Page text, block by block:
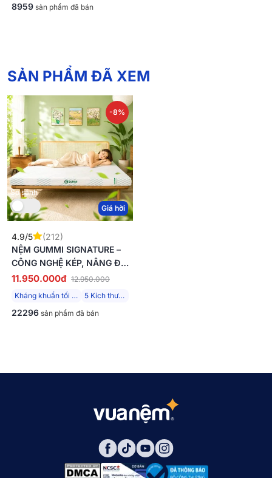
8959 sản phẩm đã bán
SẢN PHẨM ĐÃ XEM
So sánh
-8%
Giá hời
4.9/5
(212)
NỆM GUMMI SIGNATURE –
CÔNG NGHỆ KÉP, NÂNG ĐỠ
VƯỢT TRỘI, KHÁNG KHUẨN
11.950.000đ 12.950.000
Kháng khuẩn tối đa
5 Kích thước
22296 sản phẩm đã bán